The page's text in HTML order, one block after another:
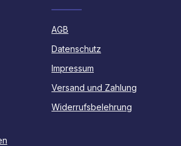
AGB
Datenschutz
Impressum
Versand und Zahlung
Widerrufsbelehrung